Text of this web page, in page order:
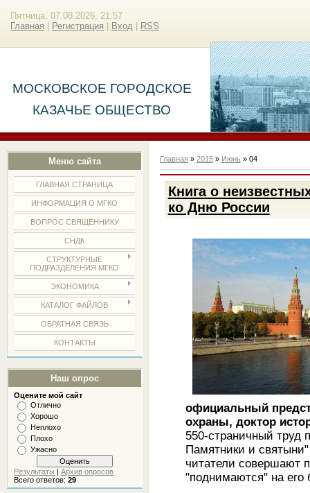
Пятница, 07.08.2026, 21:57
Главная
Регистрация Вход RSS
МОСКОВСКОЕ ГОРОДСКОЕ
КАЗАЧЬЕ ОБЩЕСТВО
Меню сайта
ГЛАВНАЯ СТРАНИЦА
ИНФОРМАЦИЯ О МГКО
ВОПРОС СВЯЩЕННИКУ
СНДК
СТРУКТУРНЫЕ
ПОДРАЗДЕЛЕНИЯ МГКО
ЭКОНОМИКА
КАТАЛОГ ФАЙЛОВ
ОБРАТНАЯ СВЯЗЬ
КОНТАКТЫ
Наш опрос
Оцените мой сайт
Отлично
Хорошо
Неплохо
Плохо
Ужасно
Результаты |Архив опросов
Всего ответов:29
Главная » 2015 » Июнь » 04
Книга о
ко Дню России
официальный
охраны, доктор
550-страничный труд
Памятники и
читатели совершают
"поднимаются" на